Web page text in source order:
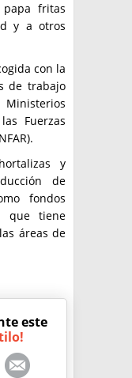
fritas
y a otros
con la
de trabajo
Fuerzas
y
de
fondos
que tiene
áreas de
este